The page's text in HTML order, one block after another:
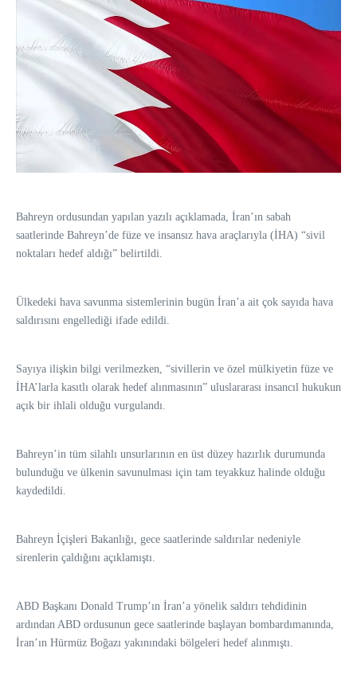
Bahreyn ordusundan yapılan yazılı açıklamada, İran’ın sabah
saatlerinde Bahreyn’de füze ve insansız hava araçlarıyla (İHA) “sivil
noktaları hedef aldığı” belirtildi.
Ülkedeki hava savunma sistemlerinin bugün İran’a ait çok sayıda hava
saldırısını engellediği ifade edildi.
Sayıya ilişkin bilgi verilmezken, “sivillerin ve özel mülkiyetin füze ve
İHA’larla kasıtlı olarak hedef alınmasının” uluslararası insancıl hukukun
açık bir ihlali olduğu vurgulandı.
Bahreyn’in tüm silahlı unsurlarının en üst düzey hazırlık durumunda
bulunduğu ve ülkenin savunulması için tam teyakkuz halinde olduğu
kaydedildi.
Bahreyn İçişleri Bakanlığı, gece saatlerinde saldırılar nedeniyle
sirenlerin çaldığını açıklamıştı.
ABD Başkanı Donald Trump’ın İran’a yönelik saldırı tehdidinin
ardından ABD ordusunun gece saatlerinde başlayan bombardımanında,
İran’ın Hürmüz Boğazı yakınındaki bölgeleri hedef alınmıştı.